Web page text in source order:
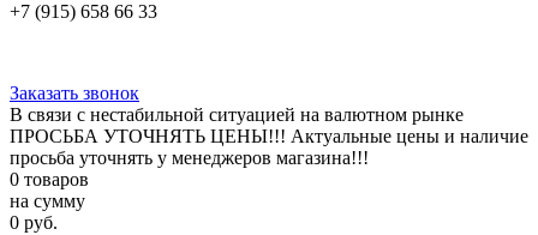
+7 (915) 658 66 33
Заказать звонок
В связи с нестабильной ситуацией на валютном рынке
ПРОСЬБА УТОЧНЯТЬ ЦЕНЫ!!! Актуальные цены и наличие
просьба уточнять у менеджеров магазина!!!
0 товаров
на сумму
0 руб.